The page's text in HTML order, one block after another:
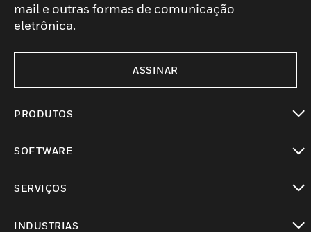
mail e outras formas de comunicação
eletrônica.
ASSINAR
PRODUTOS
SOFTWARE
SERVIÇOS
INDUSTRIAS